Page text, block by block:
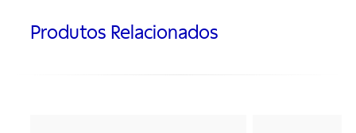
Produtos Relacionados